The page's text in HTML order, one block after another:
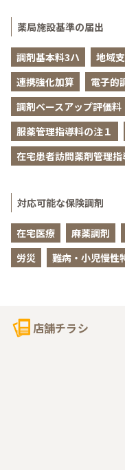
薬局施設基準の届出
調剤基本料3ハ
地域
連携強化加算
電子的
調剤ベースアップ評価料
服薬管理指導料の注１
在宅患者訪問薬剤管理指
対応可能な保険調剤
在宅医療 麻薬調剤
労災
難病・小児慢性
店舗チラシ